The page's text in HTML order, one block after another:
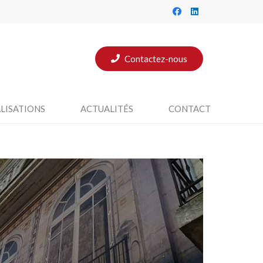
Contactez-nous
ACTUALITÉS CONTACT